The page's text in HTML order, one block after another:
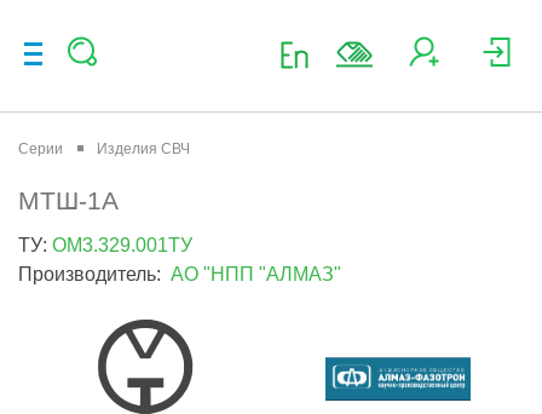
Серии Изделия СВЧ
МТШ-1А
ТУ: ОМ3.329.001ТУ
Производитель: АО "НПП "АЛМАЗ"